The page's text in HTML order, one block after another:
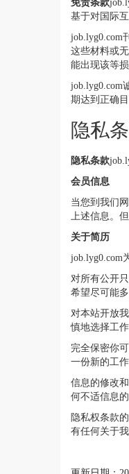
免责条款
基于对国际
job.lyg0.com
这些材料或
能出现该等
job.lyg0.com
期达到正确
隐私
隐私条款
会员信息
当您到我们
上述信息。
关于简历
job.lyg0.com
对所有公开
希望尽可能
对本站开放
慎地选择工
完全保密你
一份新的工
信息的修改
何不适信息的
隐私权条款
有任何关于